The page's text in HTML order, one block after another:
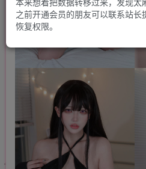
之前开通会员的朋友可以联系站
恢复权限。